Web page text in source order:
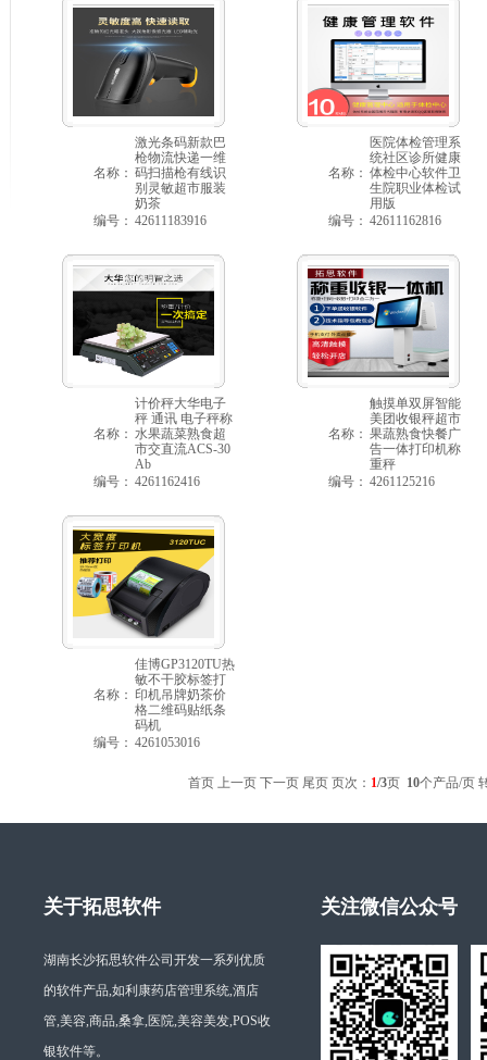
名称：
激光条码新款巴
枪物流快递一维
码扫描枪有线识
别灵敏超市服装
奶茶
编号： 42611183916
名称：
医院体检管理系
统社区诊所健康
体检中心软件卫
生院职业体检试
用版
编号： 42611162816
名称：
计价秤大华电子
秤 通讯 电子秤称
水果蔬菜熟食超
市交直流ACS-30
Ab
编号： 4261162416
名称：
触摸单双屏智能
美团收银秤超市
果蔬熟食快餐广
告一体打印机称
重秤
编号： 4261125216
名称：
佳博GP3120TU热
敏不干胶标签打
印机吊牌奶茶价
格二维码贴纸条
码机
编号： 4261053016
首页 上一页 下一页 尾页页次： 1/3页 10个产品/页
关于拓思软件
湖南长沙拓思软件公司开发一系列优质
的软件产品,如利康药店管理系统,酒店
管,美容,商品,桑拿,医院,美容美发,POS收
银软件等。
关注微信公众号